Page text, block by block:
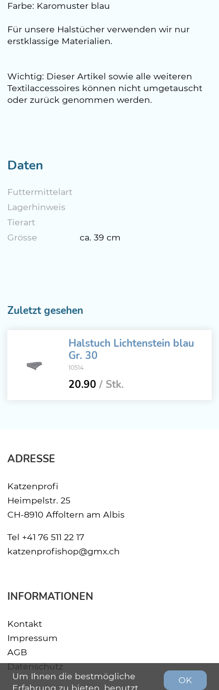
Farbe: Karomuster blau
Für unsere Halstücher verwenden wir nur
erstklassige Materialien.
Wichtig: Dieser Artikel sowie alle weiteren
Textilaccessoires können nicht umgetauscht
oder zurück genommen werden.
Daten
Futtermittelart
Lagerhinweis
Tierart
Grösse
ca. 39 cm
Zuletzt gesehen
Halstuch Lichtenstein blau
Gr. 30
10514
20.90 / Stk.
ADRESSE
Katzenprofi
Heimpelstr. 25
CH-8910 Affoltern am Albis
Tel +41 76 511 22 17
katzenprofishop@gmx.ch
INFORMATIONEN
Kontakt
Impressum
AGB
Datenschutz
OK
Um Ihnen die bestmögliche
Erfahrung zu bieten, benutzt